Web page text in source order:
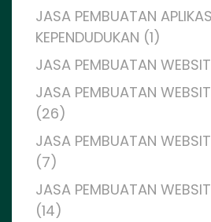
JASA PEMBUATAN
KEPENDUDUKAN (1)
JASA PEMBUATAN
JASA PEMBUATAN
(26)
JASA PEMBUATAN
(7)
JASA PEMBUATAN
(14)